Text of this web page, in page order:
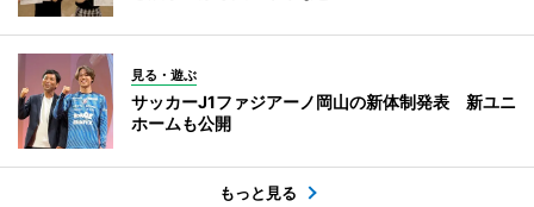
見る・遊ぶ
サッカーJ1ファジアーノ岡山の新体制発表 新ユニ
ホームも公開
もっと見る